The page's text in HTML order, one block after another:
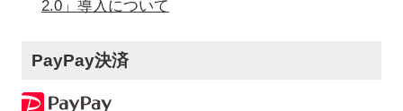
2.0」導入について
PayPay決済